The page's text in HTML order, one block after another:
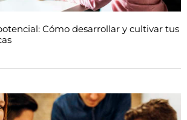
Cómo desarrollar y cultivar tus